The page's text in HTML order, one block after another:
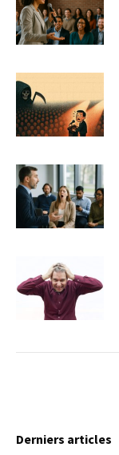
Derniers articles